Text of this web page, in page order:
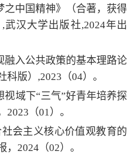
之中国精神》（合著，获得
汉大学出版社,2024年出
融入公共政策的基本理路论
版）,2023（04）。
视域下“三气”好青年培养探
（01）。
社会主义核心价值观教育的
2024（02）。